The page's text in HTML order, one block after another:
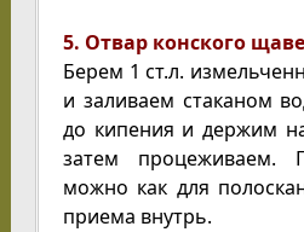
5. Отвар конского
Берем 1 ст.л.
и заливаем стаканом
до кипения и держим
затем процеживаем.
можно как для
приема внутрь.